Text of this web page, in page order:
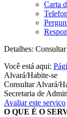
Carta
Detalhes:
Você está aqui:
Alvará/Habite-se
Consultar Alvará/
Secretaria de
Avaliar este serviço
O QUE É O